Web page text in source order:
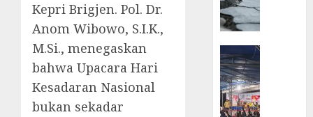
Kepri Brigjen. Pol. Dr.
Anom Wibowo, S.I.K.,
M.Si., menegaskan
bahwa Upacara Hari
Kesadaran Nasional
bukan sekadar